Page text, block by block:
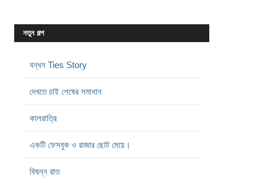
নতুন গল্প
বন্ধন Ties Story
দেখতে চাই শেষের সমাধান
কালরাত্রি
একটি ফেসবুক ও রাজার ছোট মেয়ে।
বিষন্ন রাত